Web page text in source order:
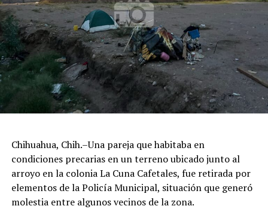
Chihuahua, Chih.–Una pareja que habitaba en
condiciones precarias en un terreno ubicado junto al
arroyo en la colonia La Cuna Cafetales, fue retirada por
elementos de la Policía Municipal, situación que generó
molestia entre algunos vecinos de la zona.